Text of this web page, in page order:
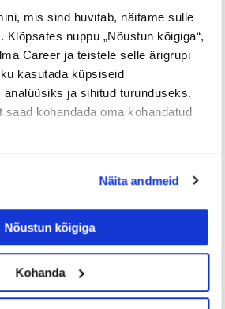
mis sind huvitab, näitame sulle
nuppu „Nõustun kõigiga“,
Career ja teistele selle ärigrupi
kasutada küpsiseid
ja sihitud turunduseks.
kohandada oma kohandatud
Näita andmeid
Nõustun kõigiga
Kohanda
sellest märku!
mõnele tööintervjuule
teatamata, siis jätab see sulle
külge. Värbajad näevad seda
tööandjale ei julge sind võib-
siin.
tööotsingutes ning hoiame